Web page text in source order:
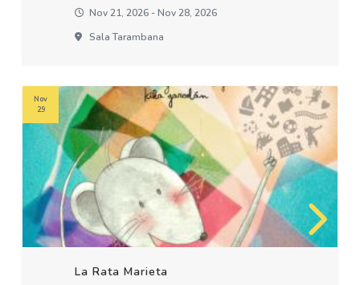
Nov 21, 2026 - Nov 28, 2026
Sala Tarambana
La Rata Marieta
Nov
29